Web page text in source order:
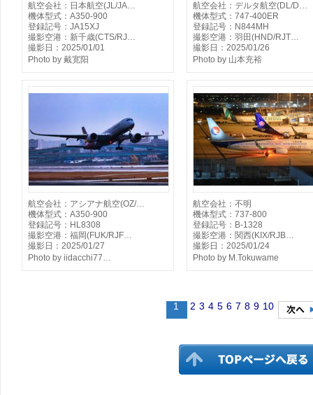
航空会社：日本航空(JL/JA…
機体型式：A350-900
登録記号：JA15XJ
撮影空港：新千歳(CTS/RJ…
撮影日：2025/01/01
Photo by 戴宽阳
航空会社：デルタ航空(DL/D…
機体型式：747-400ER
登録記号：N844MH
撮影空港：羽田(HND/RJT…
撮影日：2025/01/26
Photo by 山本充裕
航空会社：アシアナ航空(OZ/…
機体型式：A350-900
登録記号：HL8308
撮影空港：福岡(FUK/RJF…
撮影日：2025/01/27
Photo by iidacchi77…
航空会社：不明
機体型式：737-800
登録記号：B-1328
撮影空港：関西(KIX/RJB…
撮影日：2025/01/24
Photo by M.Tokuwame
1 2 3 4 5 6 7 8 9 10